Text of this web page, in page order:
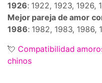
1926: 1922, 1923, 1926,
Mejor pareja de amor
1986: 1982, 1983, 1986,
💘 Compatibilidad
chinos